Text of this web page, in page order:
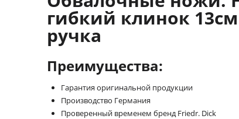
гибкий клинок 13см
ручка
Преимущества:
Гарантия оригинальной продукции
Производство Германия
Проверенный временем бренд Friedr. Dick